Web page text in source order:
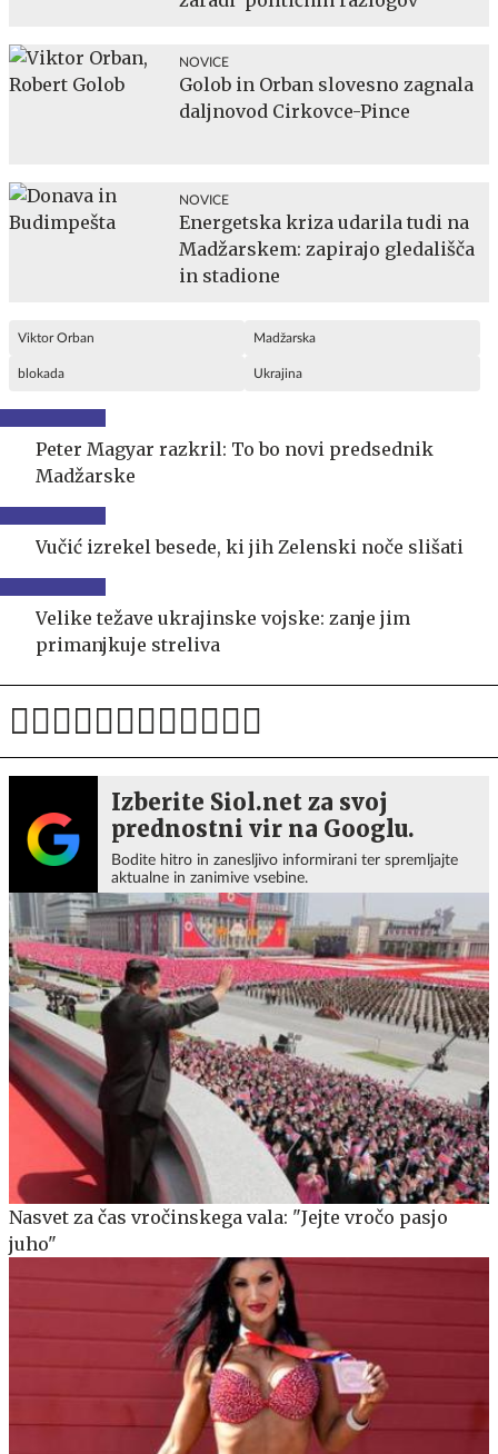
NOVICE
Golob in Orban slovesno zagnala
daljnovod Cirkovce-Pince
NOVICE
Energetska kriza udarila tudi na
Madžarskem: zapirajo gledališča
in stadione
Viktor Orban Madžarska
blokada Ukrajina
Peter Magyar razkril: To bo novi predsednik
Madžarske
Vučić izrekel besede, ki jih Zelenski noče slišati
Velike težave ukrajinske vojske: zanje jim
primanjkuje streliva
Izberite Siol.net za svoj
prednostni vir na Googlu.
Bodite hitro in zanesljivo informirani ter spremljajte
aktualne in zanimive vsebine.
Nasvet za čas vročinskega vala: "Jejte vročo pasjo
juho"